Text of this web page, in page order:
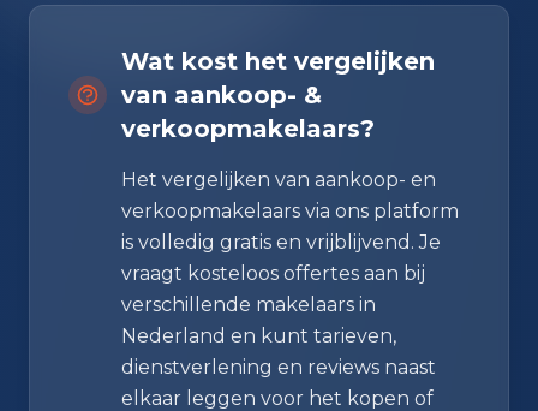
Wat kost het vergelijken
van aankoop- &
verkoopmakelaars?
Het vergelijken van aankoop- en
verkoopmakelaars via ons platform
is volledig gratis en vrijblijvend. Je
vraagt kosteloos offertes aan bij
verschillende makelaars in
Nederland en kunt tarieven,
dienstverlening en reviews naast
elkaar leggen voor het kopen of